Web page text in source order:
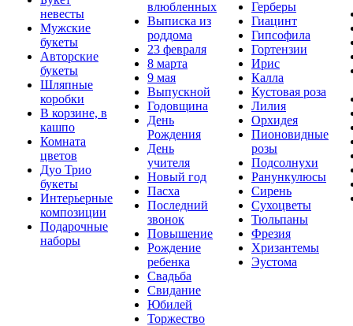
невесты
Мужские
букеты
Авторские
букеты
Шляпные
коробки
В корзине, в
кашпо
Комната
цветов
Дуо Трио
букеты
Интерьерные
композиции
Подарочные
наборы
влюбленных
Выписка из
роддома
23 февраля
8 марта
9 мая
Выпускной
Годовщина
День
Рождения
День
учителя
Новый год
Пасха
Последний
звонок
Повышение
Рождение
ребенка
Свадьба
Свидание
Юбилей
Торжество
Герберы
Гиацинт
Гипсофила
Гортензии
Ирис
Калла
Кустовая роза
Лилия
Орхидея
Пионовидные
розы
Подсолнухи
Ранункулюсы
Сирень
Сухоцветы
Тюльпаны
Фрезия
Хризантемы
Эустома